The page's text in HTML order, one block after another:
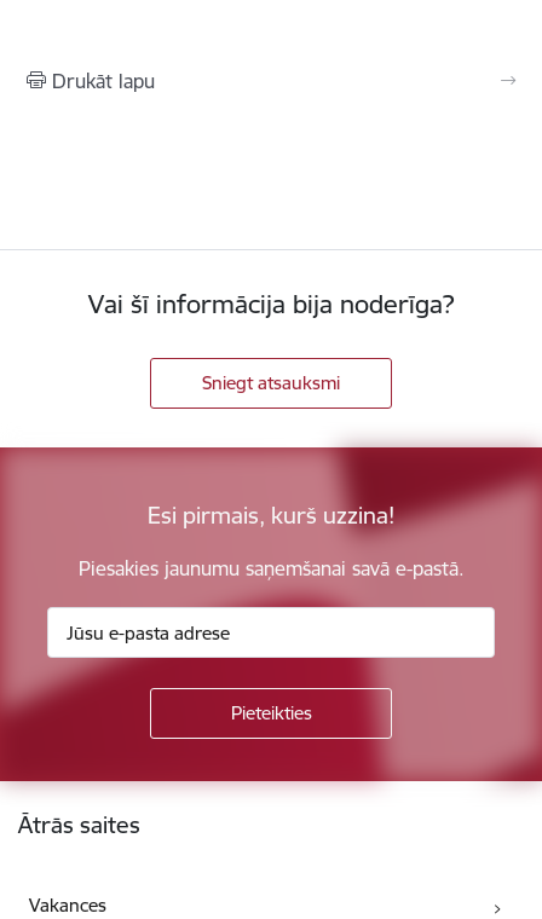
Drukāt lapu
Vai šī informācija bija noderīga?
Sniegt atsauksmi
Esi pirmais, kurš uzzina!
Piesakies jaunumu saņemšanai savā e-pastā.
Kājene
Ātrās saites
Vakances